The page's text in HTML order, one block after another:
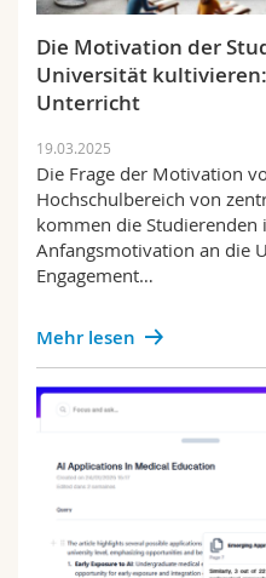
Die Motivation der
Universität
Unterricht
19.03.2025
Die Frage der Motivation
Hochschulbereich von
kommen die Studierenden
Anfangsmotivation an die
Engagement…
Mehr lesen